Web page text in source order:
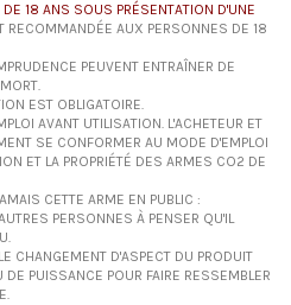
18 ANS SOUS PRÉSENTATION D'UNE
RECOMMANDÉE AUX PERSONNES DE 18
PEUVENT ENTRAÎNER DE
EST OBLIGATOIRE.
AVANT UTILISATION. L'ACHETEUR ET
SE CONFORMER AU MODE D'EMPLOI
ET LA PROPRIÉTÉ DES ARMES CO2 DE
CETTE ARME EN PUBLIC :
PERSONNES À PENSER QU'IL
CHANGEMENT D'ASPECT DU PRODUIT
PUISSANCE POUR FAIRE RESSEMBLER